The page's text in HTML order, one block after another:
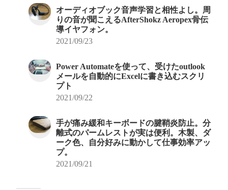
オーディオブック音声学習と相性よし。周
りの音が聞こえるAfterShokz Aeropex骨伝
導イヤフォン。
2021/09/23
Power Automateを使って、受けたoutlook
メールを自動的にExcelに書き込むスクリ
プト
2021/09/22
手が痛み緩和キーボードの腱鞘炎防止。分
離式のパームレストが実は便利。木製、ダ
ーク色、自分好みに動かして仕事効率アッ
プ。
2021/09/21